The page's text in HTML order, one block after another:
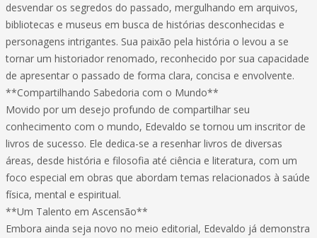
desvendar os segredos do passado, mergulhando em arquivos,
bibliotecas e museus em busca de histórias desconhecidas e
personagens intrigantes. Sua paixão pela história o levou a se
tornar um historiador renomado, reconhecido por sua capacidade
de apresentar o passado de forma clara, concisa e envolvente.
**Compartilhando Sabedoria com o Mundo**
Movido por um desejo profundo de compartilhar seu
conhecimento com o mundo, Edevaldo se tornou um inscritor de
livros de sucesso. Ele dedica-se a resenhar livros de diversas
áreas, desde história e filosofia até ciência e literatura, com um
foco especial em obras que abordam temas relacionados à saúde
física, mental e espiritual.
**Um Talento em Ascensão**
Embora ainda seja novo no meio editorial, Edevaldo já demonstra